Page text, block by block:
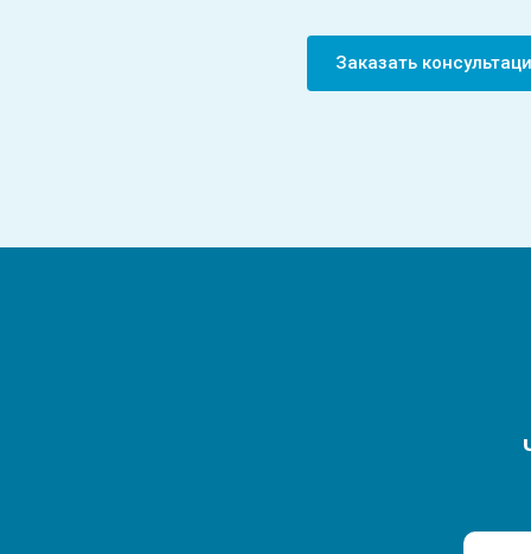
Заказать